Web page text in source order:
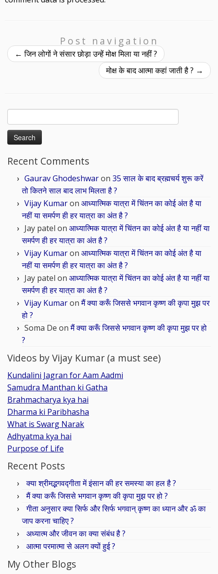
Post navigation
← जिन लोगों ने संसार छोड़ा उन्हें मोक्ष मिला या नहीं ?
मोक्ष के बाद आत्मा कहां जाती है ? →
Search
for:
Recent Comments
Gaurav Ghodeshwaron 35 साल के बाद ब्रह्मचर्य शुरू करें
तो कितने साल बाद लाभ मिलता है ?
Vijay Kumaron आध्यात्मिक यात्रा में चिंतन का कोई अंत है या
नहीं या समर्पण ही हर यात्रा का अंत है ?
Jay patel on आध्यात्मिक यात्रा में चिंतन का कोई अंत है या नहीं या
समर्पण ही हर यात्रा का अंत है ?
Vijay Kumaron आध्यात्मिक यात्रा में चिंतन का कोई अंत है या
नहीं या समर्पण ही हर यात्रा का अंत है ?
Jay patel on आध्यात्मिक यात्रा में चिंतन का कोई अंत है या नहीं या
समर्पण ही हर यात्रा का अंत है ?
Vijay Kumaronमैं क्या करूँ जिससे भगवान कृष्ण की कृपा मुझ पर
हो ?
Soma De onमैं क्या करूँ जिससे भगवान कृष्ण की कृपा मुझ पर हो
?
Videos by Vijay Kumar (a must see)
Kundalini Jagran for Aam Aadmi
Samudra Manthan ki Gatha
Brahmacharya kya hai
Dharma ki Paribhasha
What is Swarg Narak
Adhyatma kya hai
Purpose of Life
Recent Posts
क्या श्रीमद्भगवद्गीता में इंसान की हर समस्या का हल है ?
मैं क्या करूँ जिससे भगवान कृष्ण की कृपा मुझ पर हो ?
गीता अनुसार क्या सिर्फ और सिर्फ भगवान् कृष्ण का ध्यान और ॐ का
जाप करना चाहिए ?
अध्यात्म और जीवन का क्या संबंध है ?
आत्मा परमात्मा से अलग क्यों हुई ?
My Other Blogs